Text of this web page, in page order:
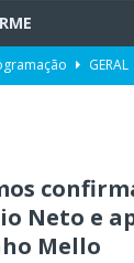
GERAL
importunação
Neto e
Mello